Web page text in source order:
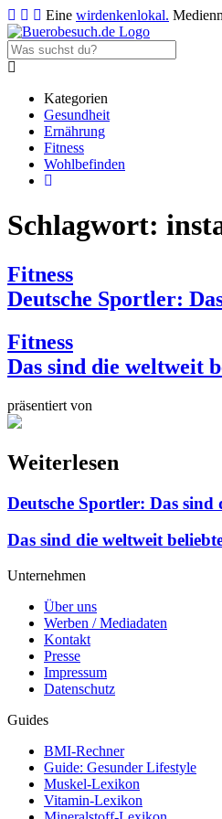
Eine wirdenkenlokal.
Kategorien
Gesundheit
Ernährung
Fitness
Wohlbefinden
Schlagwort:
Fitness
Deutsche Sportler:
Fitness
Das sind die weltweit
präsentiert von
Weiterlesen
Deutsche Sportler: Das sind
Das sind die weltweit
Unternehmen
Über uns
Werben / Mediadaten
Kontakt
Presse
Impressum
Datenschutz
Guides
BMI-Rechner
Guide: Gesunder Lifestyle
Muskel-Lexikon
Vitamin-Lexikon